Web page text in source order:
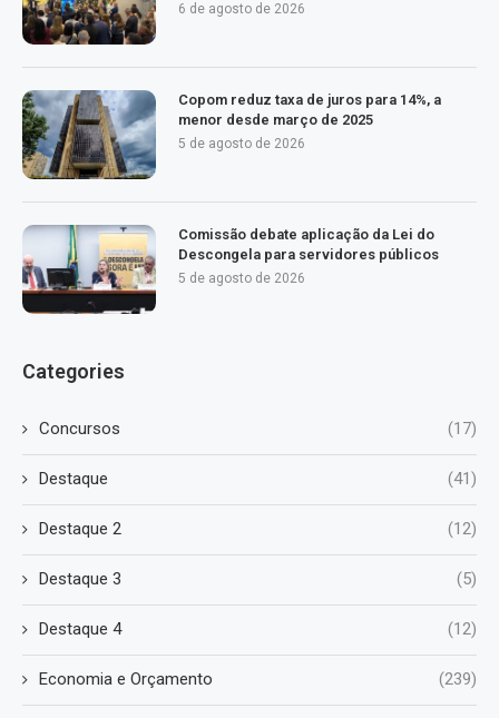
6 de agosto de 2026
Copom reduz taxa de juros para 14%, a
menor desde março de 2025
5 de agosto de 2026
Comissão debate aplicação da Lei do
Descongela para servidores públicos
5 de agosto de 2026
Categories
Concursos (17)
Destaque (41)
Destaque 2 (12)
Destaque 3 (5)
Destaque 4 (12)
Economia e Orçamento (239)